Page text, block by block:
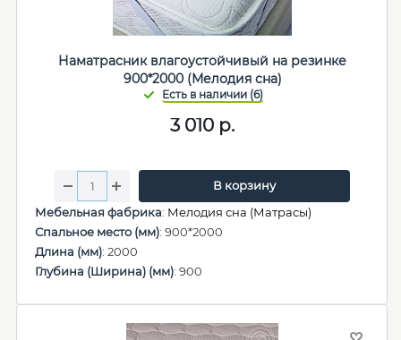
Наматрасник влагоустойчивый на резинке
900*2000 (Мелодия сна)
3 010 р.
В корзину
Мебельная фабрика: Мелодия сна (Матрасы)
Спальное место (мм): 900*2000
Длина (мм): 2000
Глубина (Ширина) (мм): 900